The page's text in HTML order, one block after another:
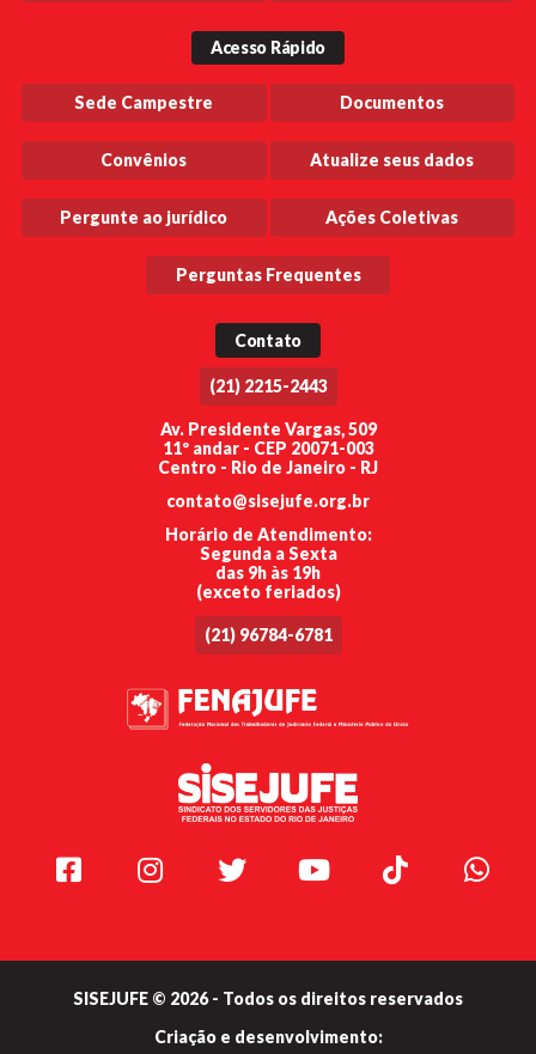
Acesso Rápido
Sede Campestre Documentos
Convênios Atualize seus dados
Pergunte ao jurídico Ações Coletivas
Perguntas Frequentes
Contato
(21) 2215-2443
Av. Presidente Vargas, 509
11º andar - CEP 20071-003
Centro - Rio de Janeiro - RJ
contato@sisejufe.org.br
Horário de Atendimento:
Segunda a Sexta
das 9h às 19h
(exceto feriados)
(21) 96784-6781
Facebook Instagram Twitter Youtube TikTok
SISEJUFE © 2026 - Todos os direitos reservados
Criação e desenvolvimento: